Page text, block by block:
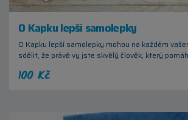
O Kapku lepší samolepky
O Kapku lepší samolepky mohou na každém
sdělit, že právě vy jste skvělý člověk, který
100 Kč